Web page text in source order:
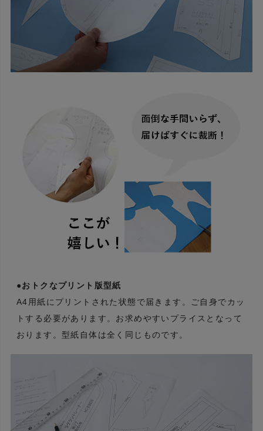
●おトクなプリント版型紙
A4用紙にプリントされた状態で届きます。ご自身でカッ
トする必要があります。お求めやすいプライスとなって
おります。型紙自体は全く同じものです。